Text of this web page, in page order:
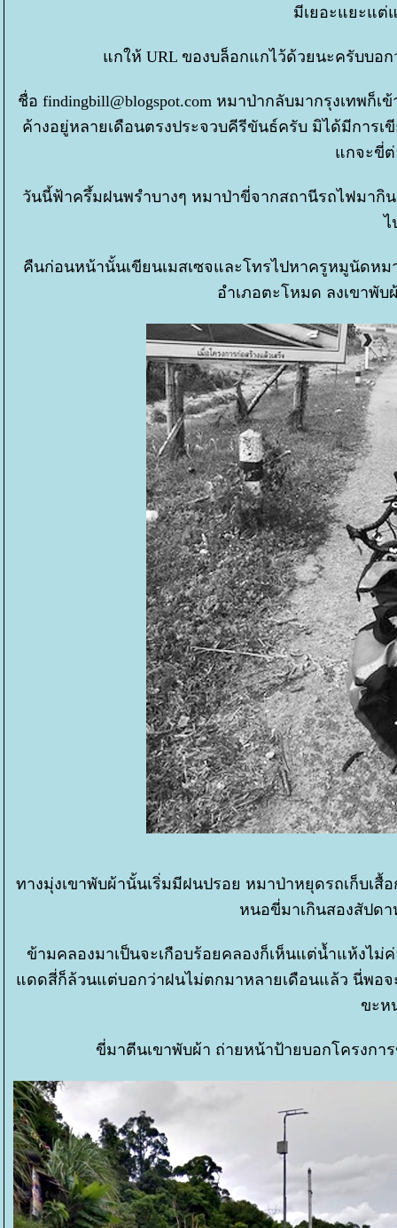
มีเยอะแยะแต่
กให้ URL ของบล็อกแกไว้ด้วยนะครับบอก
ชื่อ findingbill@blogspot.com หมาป่ากลับมากรุงเทพก็
ค้างอยู่หลายเดือนตรงประจวบคีรีขันธ์ครับ มิได้มีการเ
กจะขี่ต่
วันนี้ฟ้าครึ้มฝนพรำบางๆ หมาป่าขี่จากสถานีรถไฟมา
ไ
คืนก่อนหน้านั้นเขียนเมสเซจและโทรไปหาครูหมูนัดห
อำเภอตะโหมด ลงเขาพั
ทางมุ่งเขาพับผ้านั้นเริ่มมีฝนปรอย หมาป่าหยุดรถเก็บเสื้
หนอขี่มาเกินสองสัปด
ข้ามคลองมาเป็นจะเกือบร้อยคลองก็เห็นแต่น้ำแห้งไ
ดดสี่ก็ล้วนแต่บอกว่าฝนไม่ตกมาหลายเดือนแล้ว นี่พอจ
ขะห
ขี่มาตีนเขาพับผ้า ถ่ายหน้าป้ายบอกโครงก